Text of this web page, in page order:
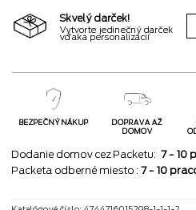
Skvelý darček!
Vytvorte jedinečný darček
vďaka personalizácií
BEZPEČNÝ NÁKUP
DOPRAVA AŽ
DOMOV
Dodanie domov cez Packetu: 7 - 10
Packeta odberné miesto :7 - 10